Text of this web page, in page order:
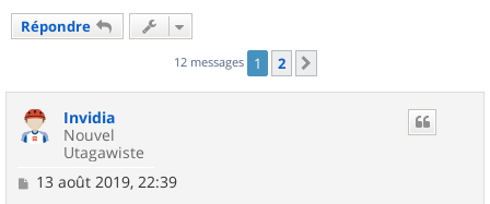
Répondre
12 messages 1 2
Invidia
Nouvel
Utagawiste
M13 août 2019, 22:39